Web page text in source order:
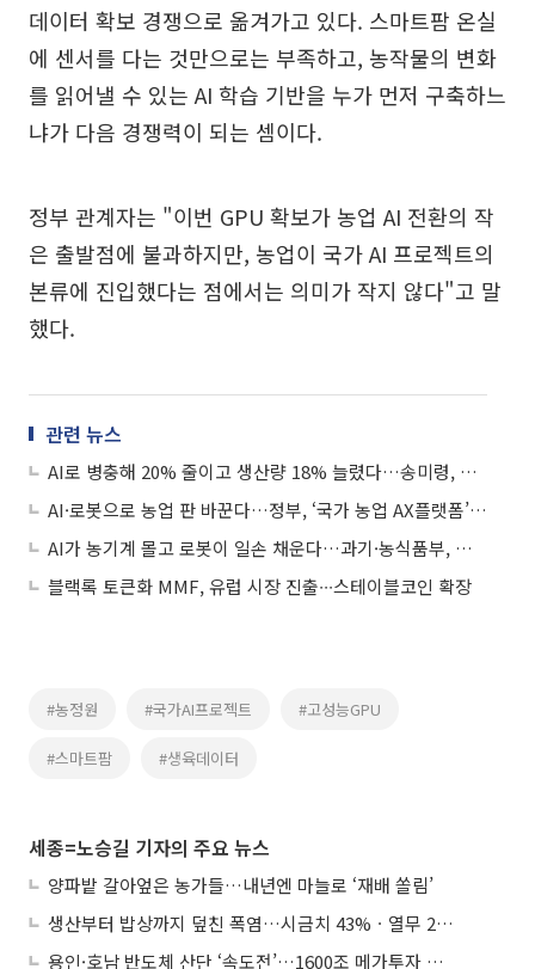
데이터 확보 경쟁으로 옮겨가고 있다. 스마트팜 온실
에 센서를 다는 것만으로는 부족하고, 농작물의 변화
를 읽어낼 수 있는 AI 학습 기반을 누가 먼저 구축하느
냐가 다음 경쟁력이 되는 셈이다.
정부 관계자는 "이번 GPU 확보가 농업 AI 전환의 작
은 출발점에 불과하지만, 농업이 국가 AI 프로젝트의
본류에 진입했다는 점에서는 의미가 작지 않다"고 말
했다.
관련 뉴스
AI로 병충해 20% 줄이고 생산량 18% 늘렸다…송미령, 영월서 ‘농업 AX’ 현장 점검
AI·로봇으로 농업 판 바꾼다…정부, ‘국가 농업 AX플랫폼’ 민간 공모
AI가 농기계 몰고 로봇이 일손 채운다…과기·농식품부, 피지컬 AI 협업 선언
블랙록 토큰화 MMF, 유럽 시장 진출∙∙∙스테이블코인 확장
#농정원 #국가AI프로젝트 #고성능GPU
#스마트팜 #생육데이터
세종=노승길 기자의 주요 뉴스
양파밭 갈아엎은 농가들…내년엔 마늘로 ‘재배 쏠림’
생산부터 밥상까지 덮친 폭염…시금치 43%ㆍ열무 28% 급등
용인·호남 반도체 산단 ‘속도전’…1600조 메가투자 이행 총력